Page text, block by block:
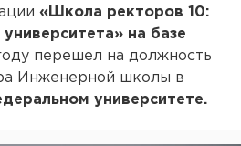
«Школа ректоров 10:
на базе
перешел на должность
Инженерной школы в
университете.